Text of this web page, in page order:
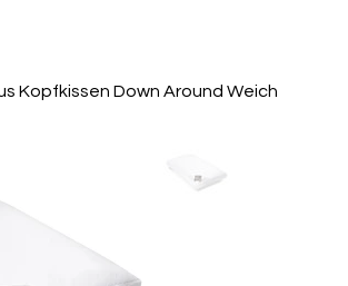
Kopfkissen Down Around Weich